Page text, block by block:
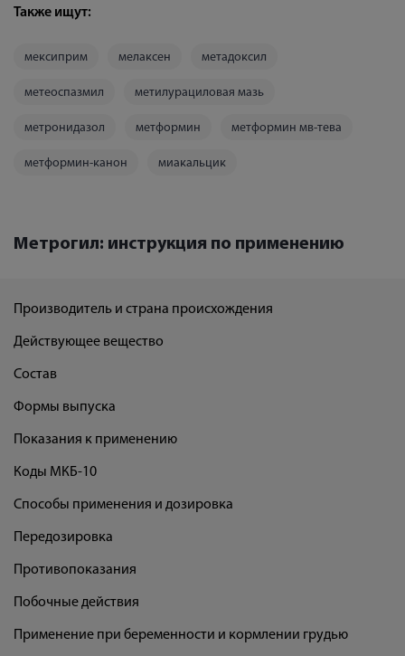
Также ищут:
мексиприм мелаксен метадоксил
метеоспазмил метилурациловая мазь
метронидазол метформин метформин мв-тева
метформин-канон миакальцик
Метрогил: инструкция по применению
Производитель и страна происхождения
Действующее вещество
Состав
Формы выпуска
Показания к применению
Коды МКБ-10
Способы применения и дозировка
Передозировка
Противопоказания
Побочные действия
Применение при беременности и кормлении грудью